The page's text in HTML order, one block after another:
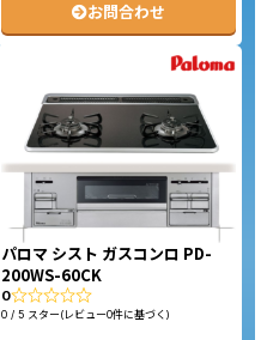
お問合わせ
パロマ シスト ガスコンロ PD-
200WS-60CK
0
0 / 5 スター(レビュー0件に基づく)